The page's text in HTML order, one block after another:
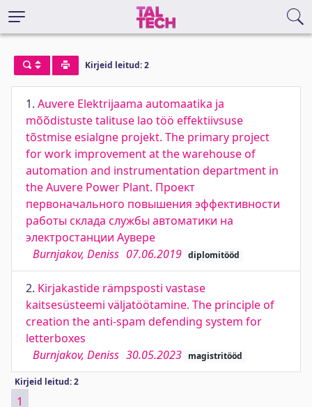
Kirjeid leitud: 2
1. Auvere Elektrijaama automaatika ja
mõõdistuste talituse lao töö effektiivsuse
tõstmise esialgne projekt. The primary project
for work improvement at the warehouse of
automation and instrumentation department in
the Auvere Power Plant. Проект
первоначального повышения эффективности
работы склада службы автоматики на
электростанции Аувере
Burnjakov, Deniss 07.06.2019 diplomitööd
2. Kirjakastide rämpsposti vastase
kaitsesüsteemi väljatöötamine. The principle of
creation the anti-spam defending system for
letterboxes
Burnjakov, Deniss 30.05.2023 magistritööd
Kirjeid leitud: 2
1